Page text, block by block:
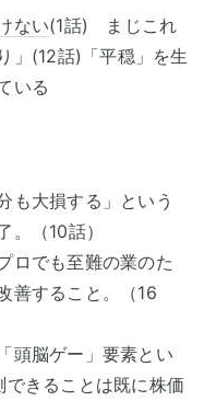
ない(1話) まじこれ
」(12話)「平穏」を生
いる
も大損する」という
（10話）
ロでも至難の業のた
善すること。（16
頭脳ゲー」要素とい
きることは既に株価